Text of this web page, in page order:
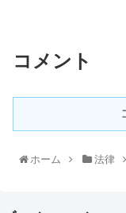
コメント
ホーム 法律